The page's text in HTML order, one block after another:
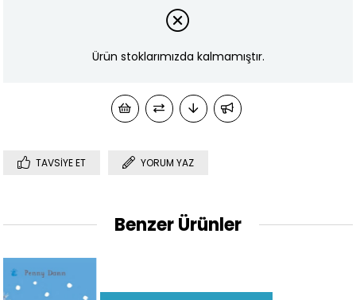
Ürün stoklarımızda kalmamıştır.
TAVSIYE ET YORUM YAZ
Benzer Ürünler